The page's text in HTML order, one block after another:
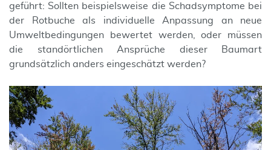
geführt: Sollten beispielsweise die Schadsymptome bei
der Rotbuche als individuelle Anpassung an neue
Umweltbedingungen bewertet werden, oder müssen
die standörtlichen Ansprüche dieser Baumart
grundsätzlich anders eingeschätzt werden?